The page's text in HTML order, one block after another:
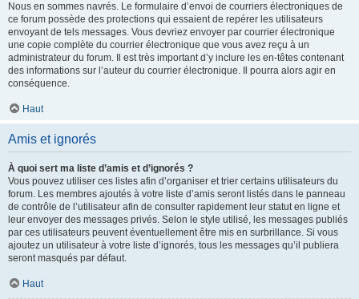
Nous en sommes navrés. Le formulaire d’envoi de courriers électroniques de
ce forum possède des protections qui essaient de repérer les utilisateurs
envoyant de tels messages. Vous devriez envoyer par courrier électronique
une copie complète du courrier électronique que vous avez reçu à un
administrateur du forum. Il est très important d’y inclure les en-têtes contenant
des informations sur l’auteur du courrier électronique. Il pourra alors agir en
conséquence.
Haut
Amis et ignorés
À quoi sert ma liste d’amis et d’ignorés ?
Vous pouvez utiliser ces listes afin d’organiser et trier certains utilisateurs du
forum. Les membres ajoutés à votre liste d’amis seront listés dans le panneau
de contrôle de l’utilisateur afin de consulter rapidement leur statut en ligne et
leur envoyer des messages privés. Selon le style utilisé, les messages publiés
par ces utilisateurs peuvent éventuellement être mis en surbrillance. Si vous
ajoutez un utilisateur à votre liste d’ignorés, tous les messages qu’il publiera
seront masqués par défaut.
Haut